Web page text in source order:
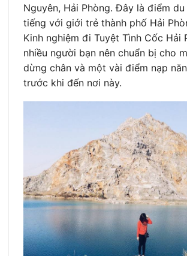
Nguyên, Hải Phòng. Đây là điểm
tiếng với giới trẻ thành phố Hải
Kinh nghiệm đi Tuyệt Tình Cốc Hải
nhiều người bạn nên chuẩn bị cho
dừng chân và một vài điểm nạp
trước khi đến nơi này.